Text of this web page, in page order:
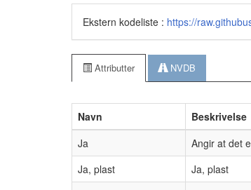
Ekstern kodeliste : https://
Attributter NVDB
Navn Beskrivelse
Ja
Angir at det
Ja, plast
Ja, plast